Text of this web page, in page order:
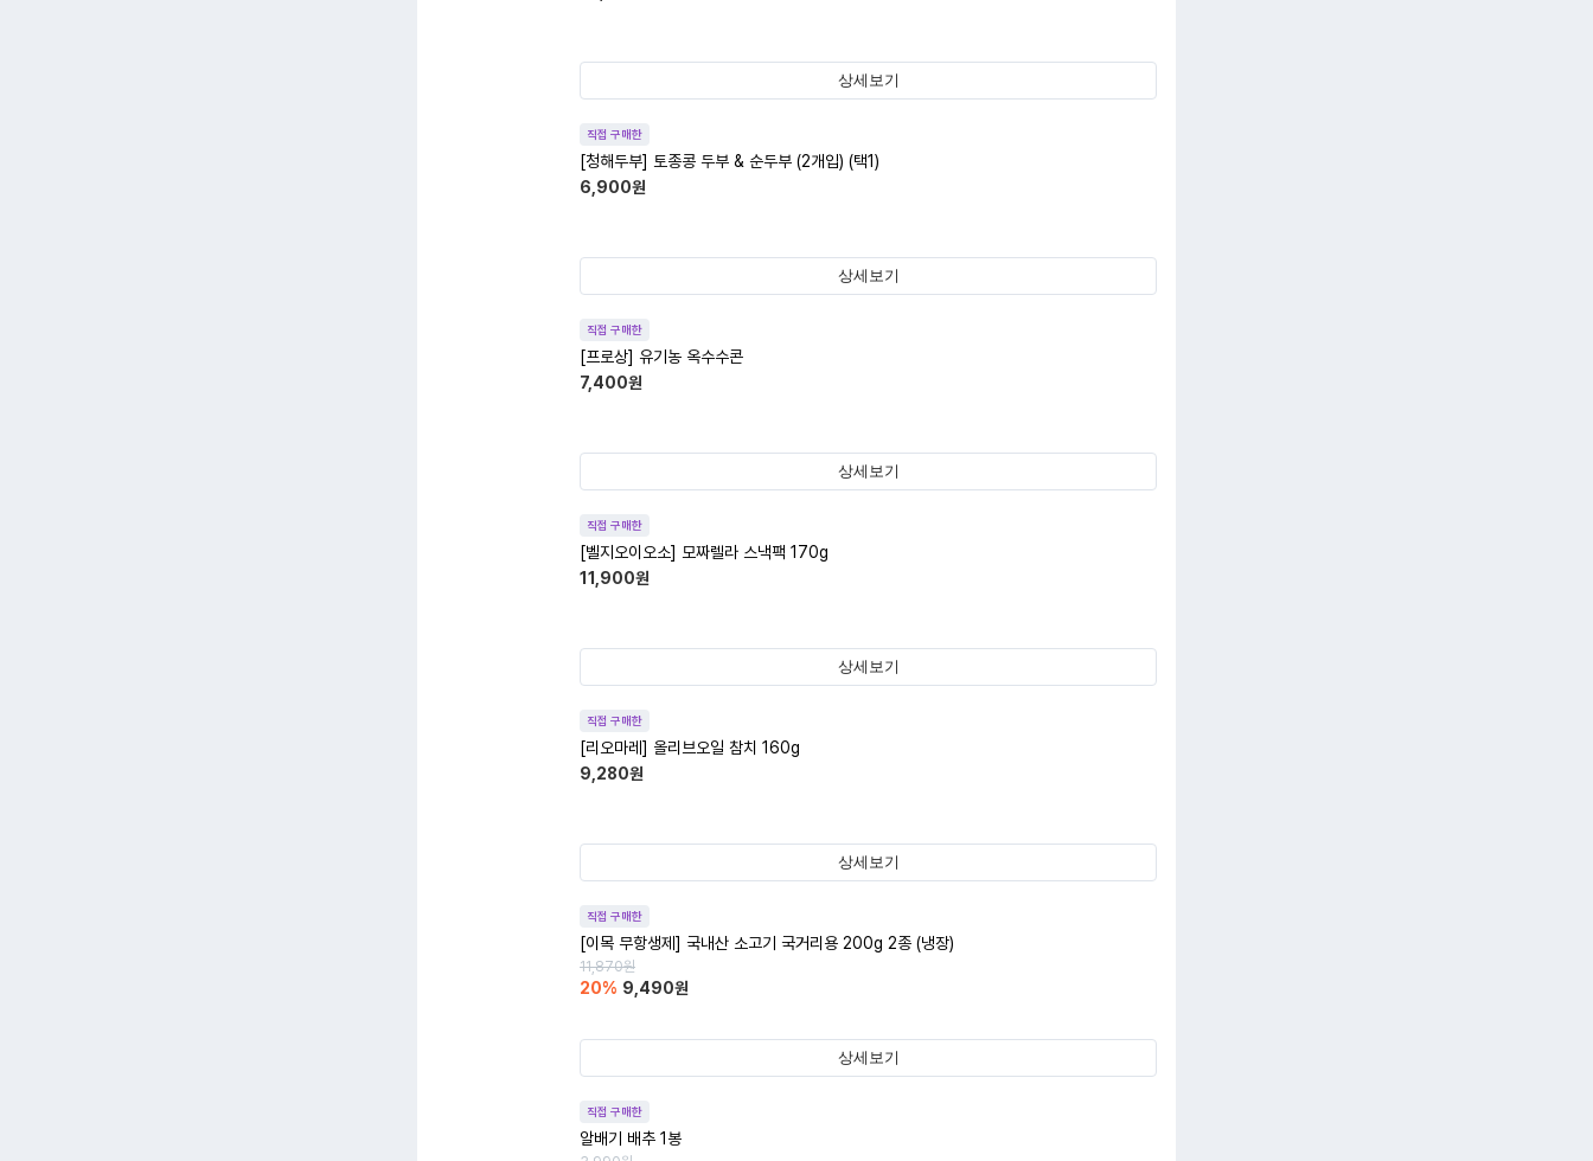
상세보기
직접 구매한
[청해두부] 토종콩 두부 & 순두부 (2개입) (택1)
6,900원
상세보기
직접 구매한
[프로상] 유기농 옥수수콘
7,400원
상세보기
직접 구매한
[벨지오이오소] 모짜렐라 스낵팩 170g
11,900원
상세보기
직접 구매한
[리오마레] 올리브오일 참치 160g
9,280원
상세보기
직접 구매한
[이목 무항생제] 국내산 소고기 국거리용 200g 2종 (냉장)
11,870원
20% 9,490원
상세보기
직접 구매한
알배기 배추 1봉